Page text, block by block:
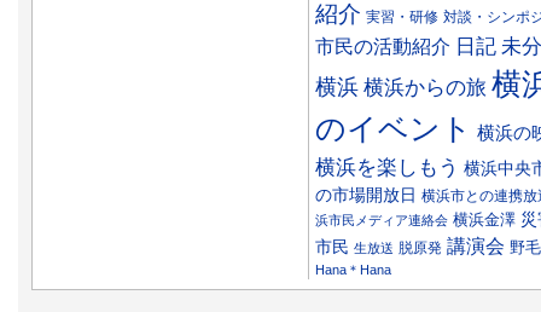
紹介 実習・研修 対談・シンポ
市民の活動紹介 日記 未
横浜 横浜からの旅 横
のイベント
横浜の
横浜を楽しもう 横浜中央
の市場開放日 横浜市との連携放
浜市民メディア連絡会 横浜金澤
市民 生放送 脱原発 講演会 野毛
Hana＊Hana